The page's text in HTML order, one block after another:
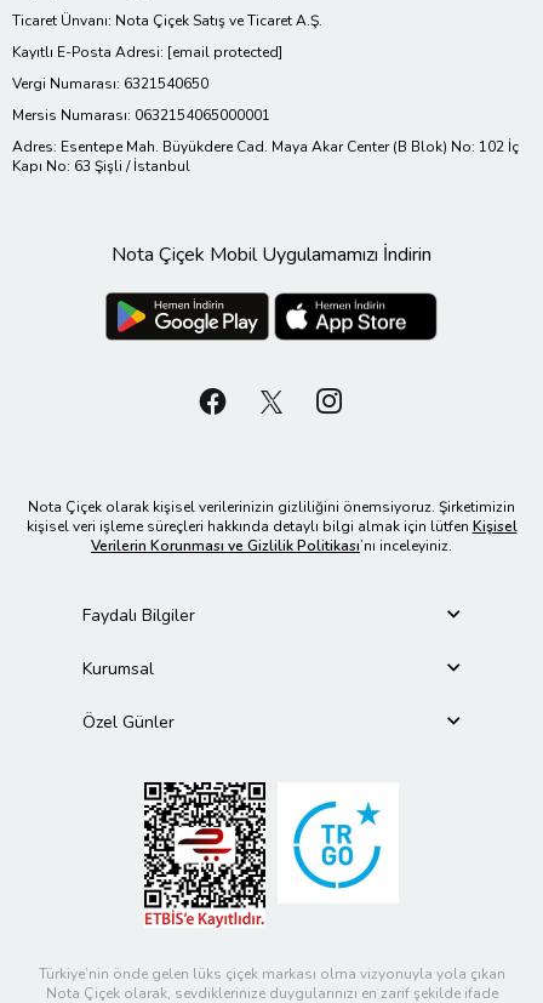
Ticaret Ünvanı: Nota Çiçek Satış ve Ticaret A.Ş.
Kayıtlı E-Posta Adresi: [email protected]
Vergi Numarası: 6321540650
Mersis Numarası: 0632154065000001
Adres: Esentepe Mah. Büyükdere Cad. Maya Akar Center (B Blok) No: 102 İç
Kapı No: 63 Şişli / İstanbul
Nota Çiçek Mobil Uygulamamızı İndirin
Nota Çiçek olarak kişisel verilerinizin gizliliğini önemsiyoruz. Şirketimizin
kişisel veri işleme süreçleri hakkında detaylı bilgi almak için lütfen Kişisel
Verilerin Korunması ve Gizlilik Politikası’nı inceleyiniz.
Faydalı Bilgiler
Kurumsal
Özel Günler
Türkiye’nin önde gelen lüks çiçek markası olma vizyonuyla yola çıkan
Nota Çiçek olarak, sevdiklerinize duygularınızı en zarif şekilde ifade